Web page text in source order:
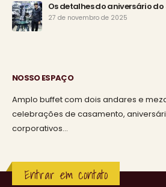
Os detalhes do aniversário
27 de novembro de 2025
NOSSO ESPAÇO
Amplo buffet com dois andares e
celebrações de casamento,
corporativos…
Entrar em contato